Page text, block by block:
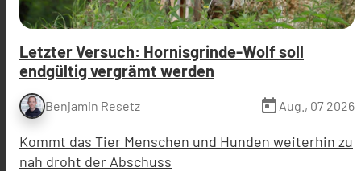
Letzter Versuch: Hornisgrinde-Wolf soll
endgültig vergrämt werden
Benjamin Resetz today Aug., 07 2026
Kommt das Tier Menschen und Hunden weiterhin zu
nah droht der Abschuss